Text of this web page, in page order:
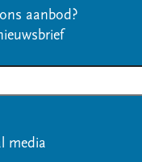
aanbod?
media